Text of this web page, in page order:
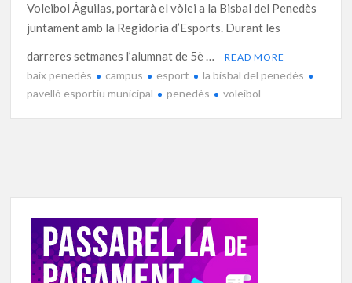
Voleibol Águilas, portarà el vòlei a la Bisbal del Penedès
juntament amb la Regidoria d’Esports. Durant les
darreres setmanes l’alumnat de 5è …
READ MORE
baix penedès campus esport
la bisbal del penedès
pavelló esportiu municipal
penedès voleibol